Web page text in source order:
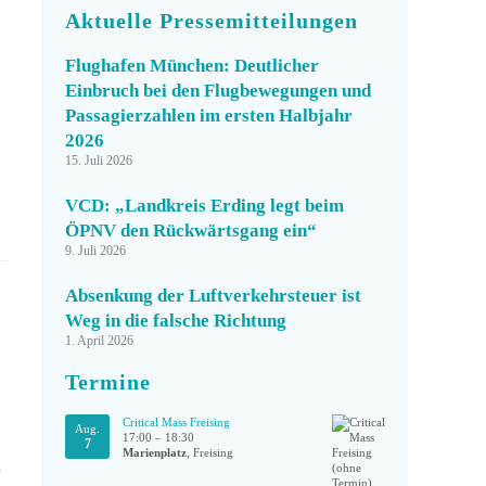
Aktuelle Pressemitteilungen
Flughafen München: Deutlicher
Einbruch bei den Flugbewegungen und
Passagierzahlen im ersten Halbjahr
2026
15. Juli 2026
VCD: „Landkreis Erding legt beim
ÖPNV den Rückwärtsgang ein“
9. Juli 2026
Absenkung der Luftverkehrsteuer ist
Weg in die falsche Richtung
1. April 2026
Termine
Aug.
7
Critical Mass Freising
17:00 – 18:30
Marienplatz , Freising